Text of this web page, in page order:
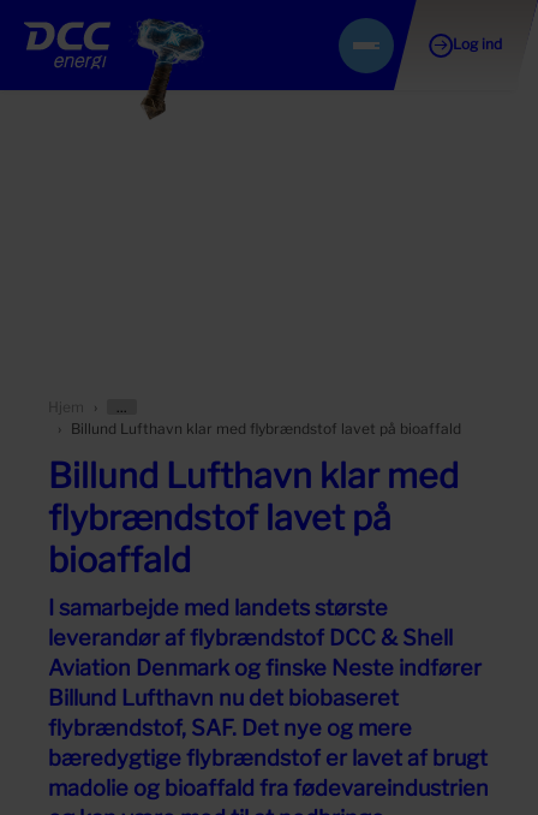
Gå
indhold
Menu
Log ind
Hjem
forældersider
Billund Lufthavn klar med flybrændstof lavet på bioaffald
Billund Lufthavn klar med
flybrændstof lavet på
bioaffald
I samarbejde med landets største
leverandør af flybrændstof DCC & Shell
Aviation Denmark og finske Neste indfører
Billund Lufthavn nu det biobaseret
flybrændstof, SAF. Det nye og mere
bæredygtige flybrændstof er lavet af brugt
madolie og bioaffald fra fødevareindustrien